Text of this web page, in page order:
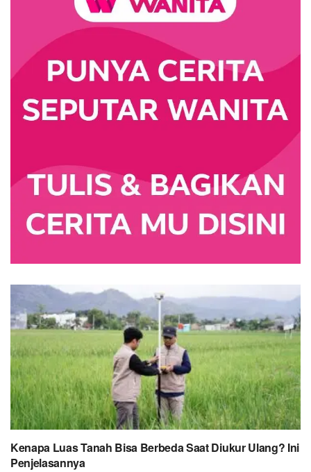
Kenapa Luas Tanah Bisa Berbeda Saat Diukur Ulang? Ini
Penjelasannya